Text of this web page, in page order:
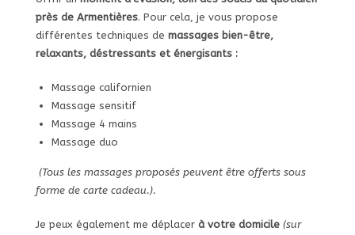
près de Armentières. Pour cela, je vous propose
différentes techniques de massages bien-être,
relaxants, déstressants et énergisants :
Massage californien
Massage sensitif
Massage 4 mains
Massage duo
(Tous les massages proposés peuvent être offerts sous
forme de carte cadeau.).
Je peux également me déplacerà votre domicile(sur